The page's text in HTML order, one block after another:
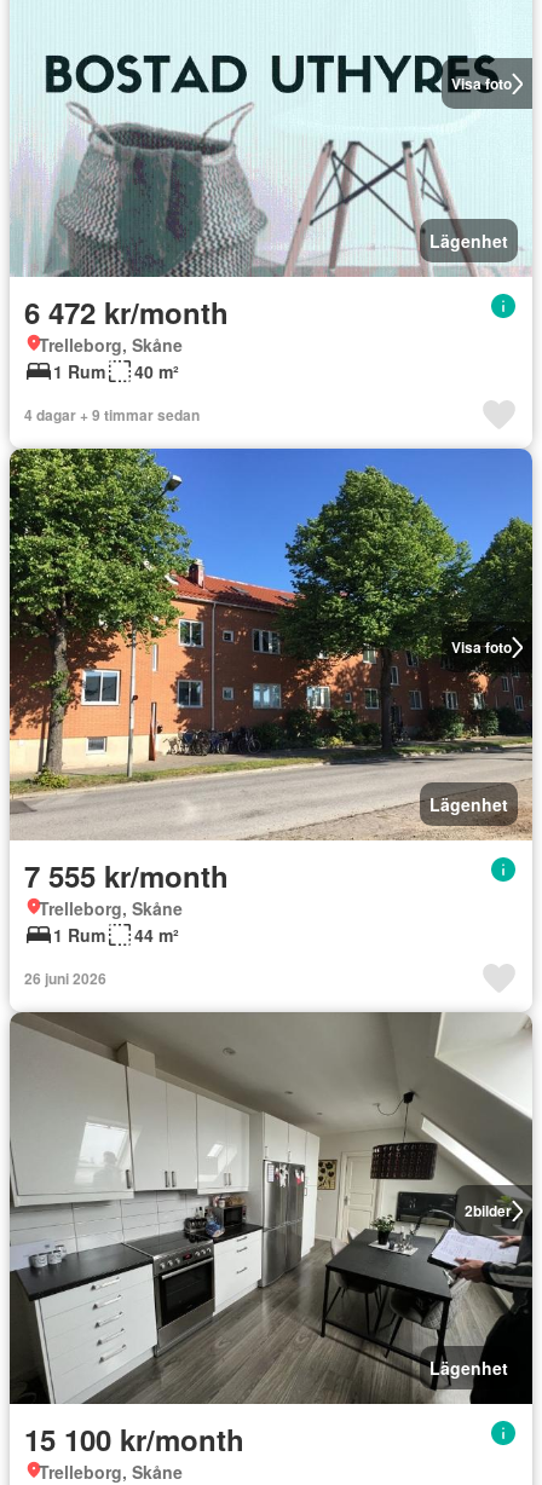
Visa foto
Lägenhet
6 472 kr/month
Trelleborg, Skåne
1 Rum
40 m²
4 dagar + 9 timmar sedan
Visa foto
Lägenhet
7 555 kr/month
Trelleborg, Skåne
1 Rum
44 m²
26 juni 2026
2bilder
Lägenhet
15 100 kr/month
Trelleborg, Skåne